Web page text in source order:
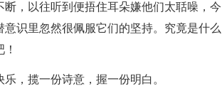
，以往听到便捂住耳朵嫌他们太聒噪，今
识里忽然很佩服它们的坚持。究竟是什么
，揽一份诗意，握一份明白。